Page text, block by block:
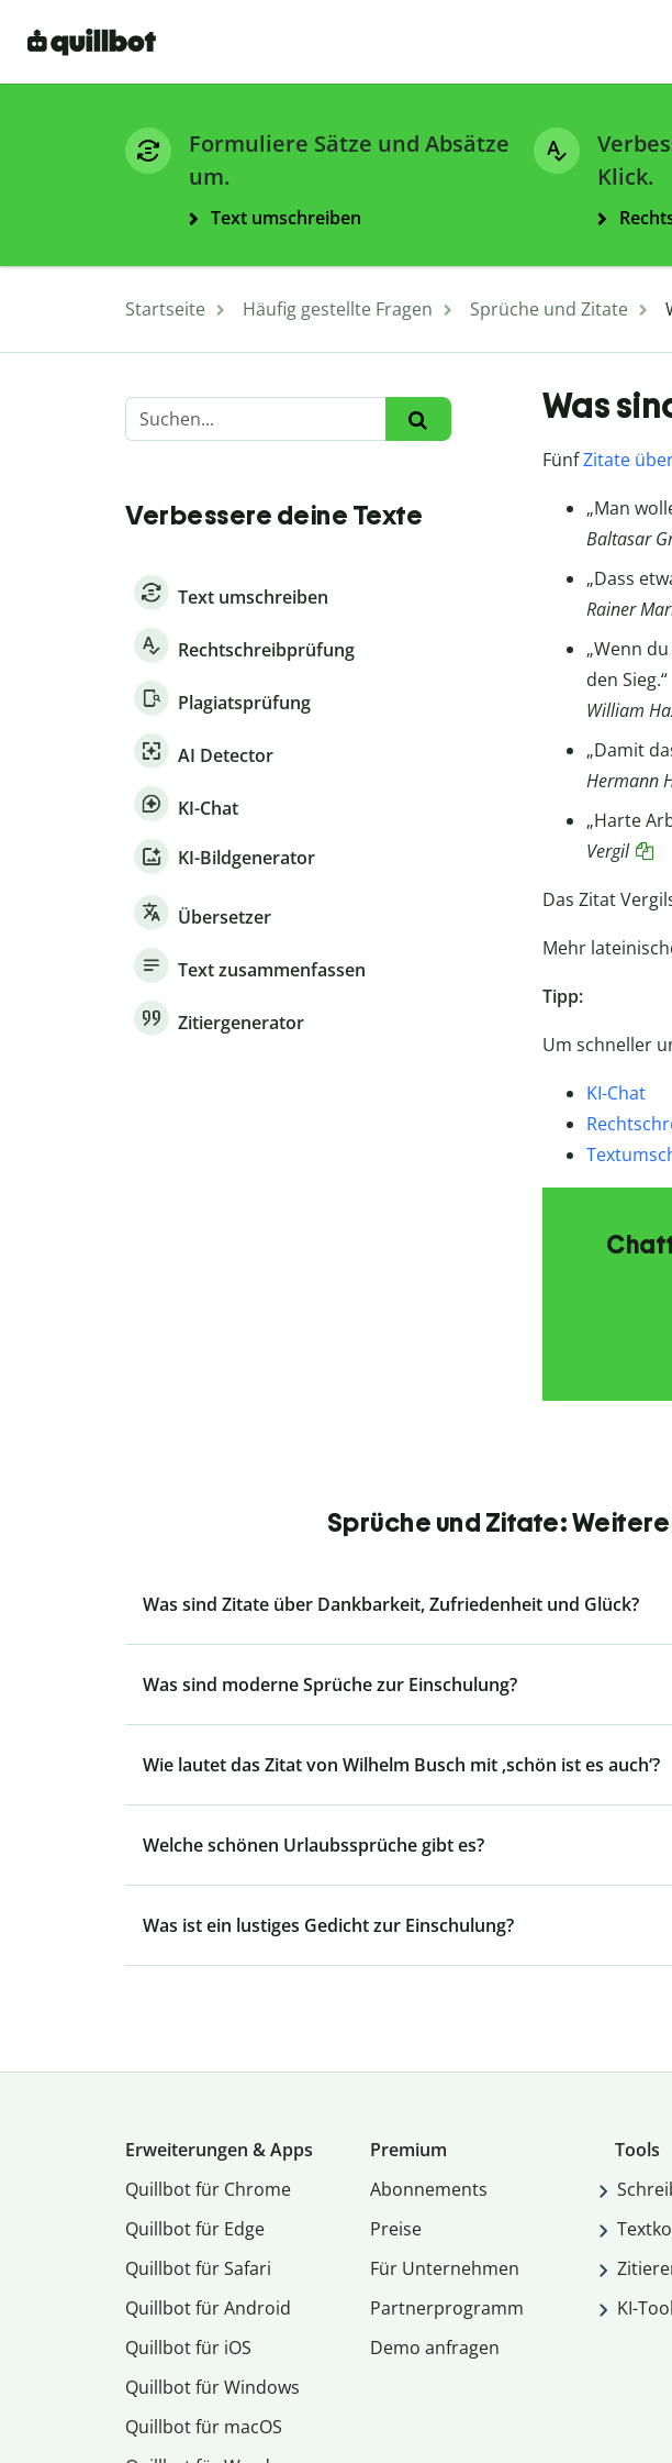
Formuliere Sätze und Absätze
um.
Text umschreiben
Klick.
Startseite Häufig gestellte Fragen Sprüche und Zitate
Verbessere deine Texte
Text umschreiben
Rechtschreibprüfung
Plagiatsprüfung
AI Detector
KI-Chat
KI-Bildgenerator
Übersetzer
Text zusammenfassen
Zitiergenerator
Was
FünfZitate
„Man
Baltasar
„Dass
Rainer
„Wenn
den Sieg.“
William
„Damit
Hermann
„Harte
Vergil
Das Zitat
Mehr
Tipp:
Um schneller
KI-Chat
Sprüche und Zitate:
Was sind Zitate über Dankbarkeit, Zufriedenheit und Glück?
Was sind moderne Sprüche zur Einschulung?
Wie lautet das Zitat von Wilhelm Busch mit ‚schön ist es auch‘?
Welche schönen Urlaubssprüche gibt es?
Was ist ein lustiges Gedicht zur Einschulung?
Erweiterungen & Apps
Quillbot für Chrome
Quillbot für Edge
Quillbot für Safari
Quillbot für Android
Quillbot für iOS
Quillbot für Windows
Quillbot für macOS
Premium
Abon­ne­ments
Preise
Für Unternehmen
Partnerprogramm
Demo anfragen
Tools
KI-